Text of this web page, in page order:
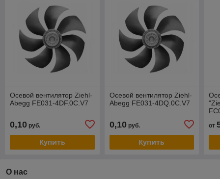
Осевой вентилятор Ziehl-
Abegg FE031-4DF.0C.V7
0,10 руб.
Купить
Осевой вентилятор Ziehl-
Abegg FE031-4DQ.0C.V7
0,10руб.
Купить
от
О нас